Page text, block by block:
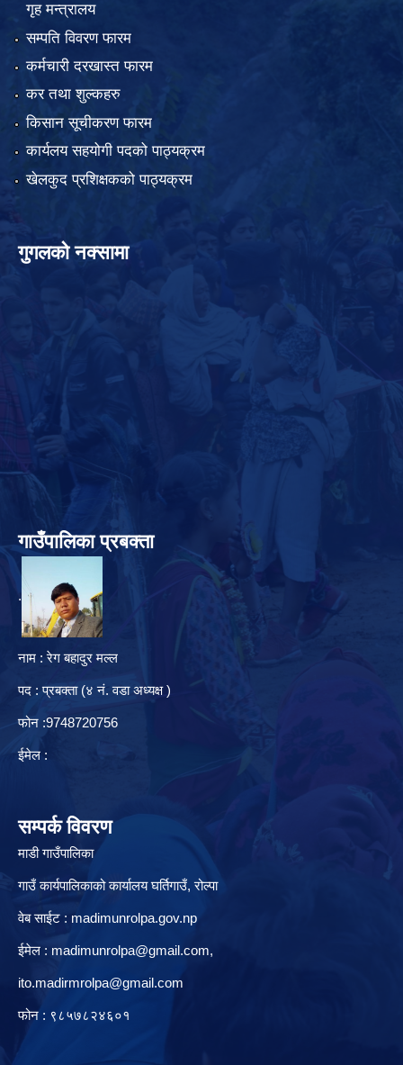
गृह मन्त्रालय
सम्पति विवरण फारम
कर्मचारी दरखास्त फारम
कर तथा शुल्कहरु
किसान सूचीकरण फारम
कार्यलय सहयोगी पदको पाठ्यक्रम
खेलकुद प्रशिक्षकको पाठ्यक्रम
गुगलको नक्सामा
गाउँपालिका प्रबक्ता
.
नाम : रेग बहादुर मल्ल
पद : प्रबक्ता (४ नं. वडा अध्यक्ष )
फोन :9748720756
ईमेल :
सम्पर्क विवरण
माडी गाउँपालिका
गाउँ कार्यपालिकाको कार्यालय घर्तिगाउँ, रो‍‍ल्पा
वेब साईट : madimunrolpa.gov.np
ईमेल : madimunrolpa@gmail.com,
ito.madirmrolpa@gmail.com
फोन : ९८५७८२४६०१